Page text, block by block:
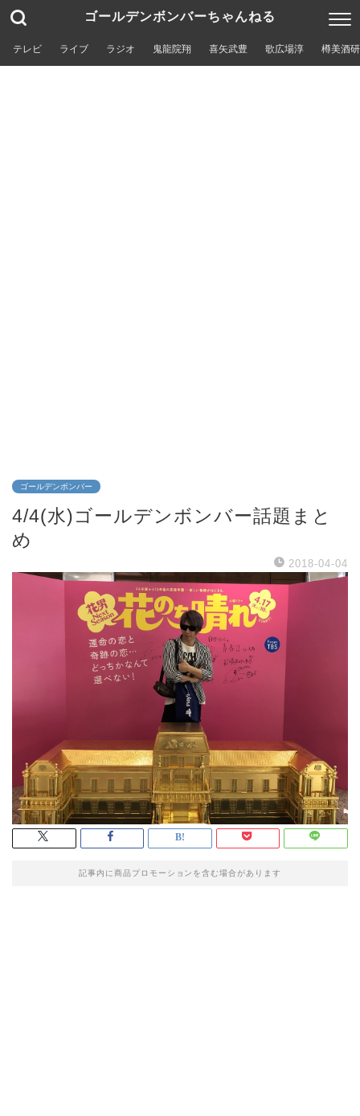
ゴールデンボンバーちゃんねる
テレビ ライブ ラジオ 鬼龍院翔 喜矢武豊 歌広場淳 樽美酒
ゴールデンボンバー
4/4(水)ゴールデンボンバー話題まと
め
2018-04-04
記事内に商品プロモーションを含む場合があります